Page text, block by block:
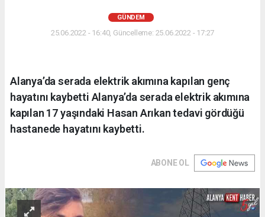
GÜNDEM
25.06.2022 - 16:40, Güncelleme: 25.06.2022 - 17:27
Alanya’da serada elektrik akımına kapılan genç
hayatını kaybetti Alanya’da serada elektrik akımına
kapılan 17 yaşındaki Hasan Arıkan tedavi gördüğü
hastanede hayatını kaybetti.
ABONE OL